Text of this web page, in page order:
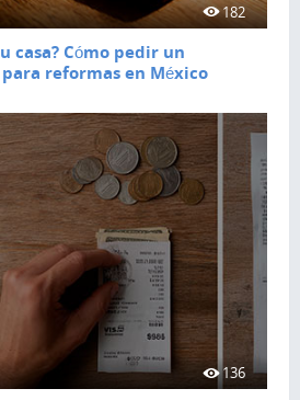
182
casa? Cómo pedir un
reformas en México
136